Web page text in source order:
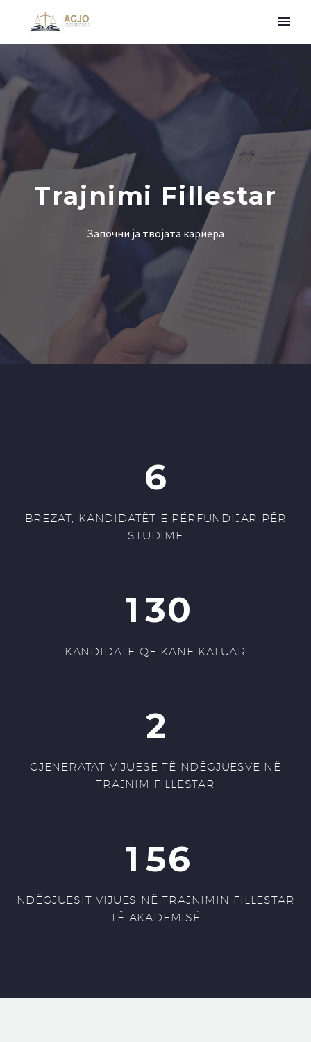
Trajnimi Fillestar
Започни ја твојата кариера
6
BREZAT, KANDIDATËT E PËRFUNDIJAR PËR
STUDIME
1 30
KANDIDATË QË KANË KALUAR
2
GJENERATAT VIJUESE TË NDËGJUESVE NË
TRAJNIM FILLESTAR
1 56
NDËGJUESIT VIJUES NË TRAJNIMIN FILLESTAR
TË AKADEMISË